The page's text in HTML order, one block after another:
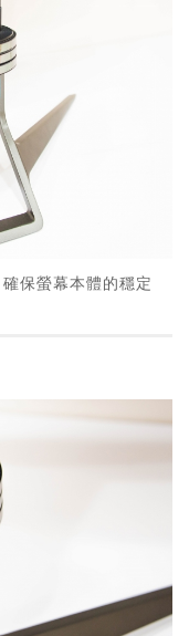
保螢幕本體的穩定